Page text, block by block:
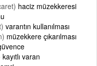
haciz müzekkeresi
varantın kullanılması
müzekkere çıkarılması
kayıtlı varan